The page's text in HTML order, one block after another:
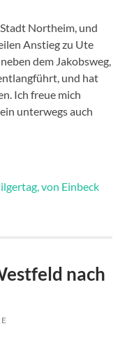
Northeim, und
Anstieg zu Ute
dem Jakobsweg,
und hat
Ich freue mich
unterwegs auch
von Einbeck
nach